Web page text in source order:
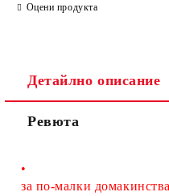
Оцени продукта
Детайлно описание
Ревюта
•
за по-малки